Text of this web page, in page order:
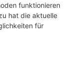
funktionieren
hat die aktuelle
für